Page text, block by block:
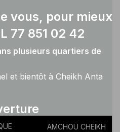
vous, pour mieux
77 851 02 42
plusieurs quartiers de
et bientôt à Cheikh Anta
AMCHOU CHEIKH